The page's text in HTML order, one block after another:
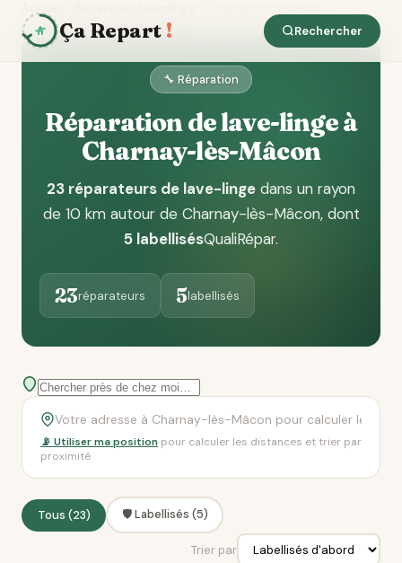
Ça Repart ! Rechercher
🔧 Réparation
Réparation de lave-linge à
Charnay-lès-Mâcon
23 réparateurs de lave-linge dans un rayon
de 10 km autour de Charnay-lès-Mâcon, dont
5 labellisésQualiRépar.
23réparateurs 5labellisés
📡 Utiliser ma position pour calculer les distances et trier par
proximité
Tous (23) 🛡️ Labellisés (5)
Trier par